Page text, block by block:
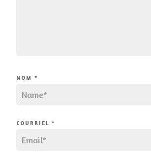
NOM *
COURRIEL *